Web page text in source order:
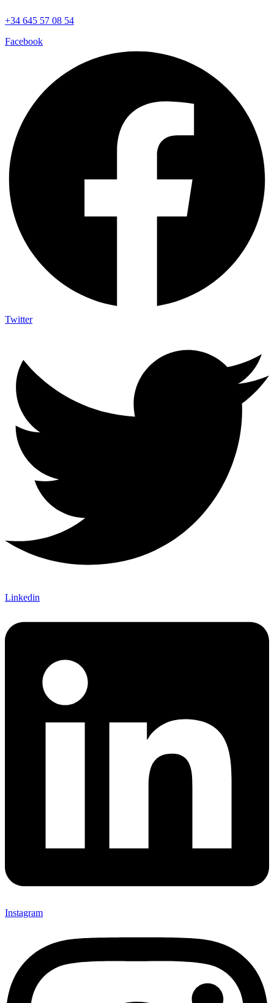
+34 645 57 08 54
Facebook
Twitter
Linkedin
Instagram